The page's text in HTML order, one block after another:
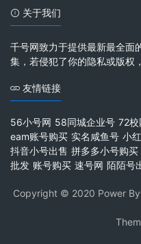
关于我们
千号网致力于提供最新最全面
集，若侵犯了你的隐私或版权
友情链接
56小号网 58同城企业号 72校
eam账号购买 实名咸鱼号 小
抖音小号出售 拼多多小号购买
批发 账号购买 速号网 陌陌号
Copyright © 2020 Power By